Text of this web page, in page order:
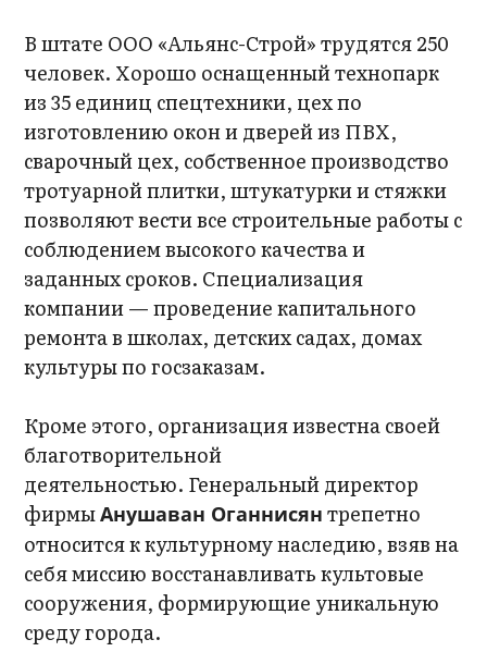
В штате ООО «Альянс-Строй» трудятся 250
человек. Хорошо оснащенный технопарк
из 35 единиц спецтехники, цех по
изготовлению окон и дверей из ПВХ,
сварочный цех, собственное производство
тротуарной плитки, штукатурки и стяжки
позволяют вести все строительные работы с
соблюдением высокого качества и
заданных сроков. Специализация
компании — проведение капитального
ремонта в школах, детских садах, домах
культуры по госзаказам.
Кроме этого, организация известна своей
благотворительной
деятельностью. Генеральный директор
фирмыАнушаван Оганнисян трепетно
относится к культурному наследию, взяв на
себя миссию восстанавливать культовые
сооружения, формирующие уникальную
среду города.